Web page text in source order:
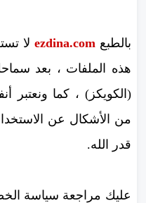
بالطبع ezdina.com لا
هذه الملفات ، بعد
(الكويكز) ، كما ونعتبر
من الأشكال عن
قدر الله.
عليك مراجعة سياسة